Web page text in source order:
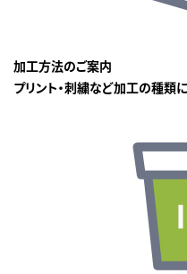
加工方法のご案内
プリント・刺繍など加工の種類